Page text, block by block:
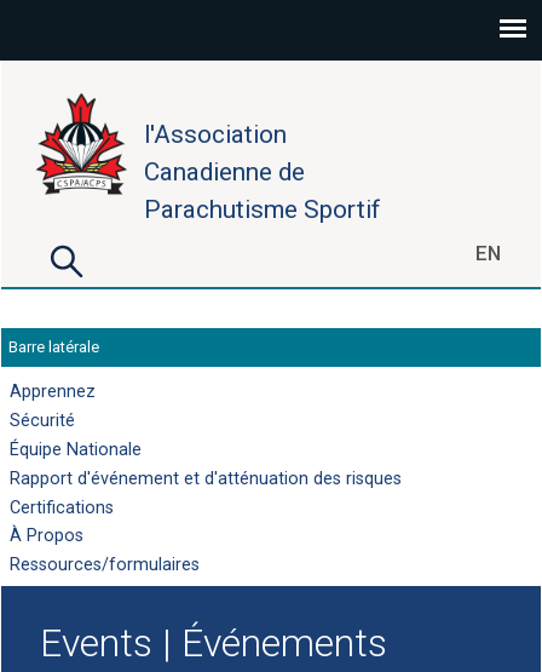
l'Association
Canadienne de
Parachutisme Sportif
EN
Formulaire de recherche
Rechercher
Barre latérale
Apprennez
Sécurité
Équipe Nationale
Rapport d'événement et d'atténuation des risques
Certifications
À Propos
Ressources/formulaires
Events | Événements